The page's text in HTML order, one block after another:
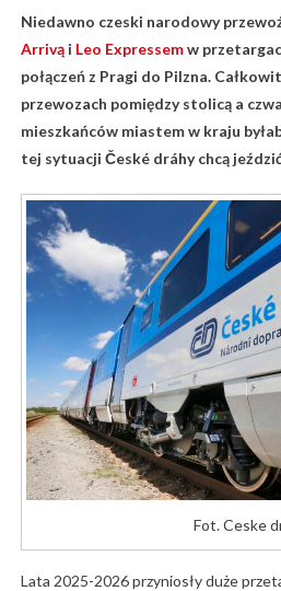
Niedawno czeski narodowy
Arrivąi Leo Expressemw
połączeń z Pragi do Pilzna.
przewozach pomiędzy stolicą a
mieszkańców miastem w kraju
tej sytuacji České dráhy chcą
Fot. Ceske
Lata 2025-2026 przyniosły duże